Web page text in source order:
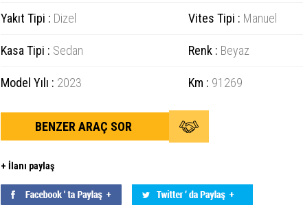
Yakıt Tipi : Dizel Vites Tipi : Manuel
Kasa Tipi : Sedan Renk : Beyaz
Model Yılı : 2023 Km : 91269
BENZER ARAÇ SOR
+ İlanı paylaş